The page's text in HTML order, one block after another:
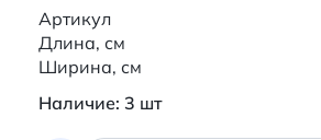
Артикул
Длина, см
Ширина, см
Наличие: 3 шт